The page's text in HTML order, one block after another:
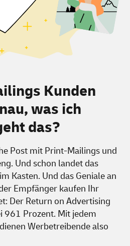
Kunden
was ich
das?
Post mit Print-Mailings und
Und schon landet das
Kasten. Und das Geniale an
Empfänger kaufen Ihr
Der Return on Advertising
961 Prozent. Mit jedem
Werbetreibende also